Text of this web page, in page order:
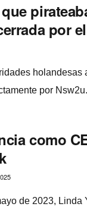
por
holandesas
por Nsw2u.
como
de 2023, Linda